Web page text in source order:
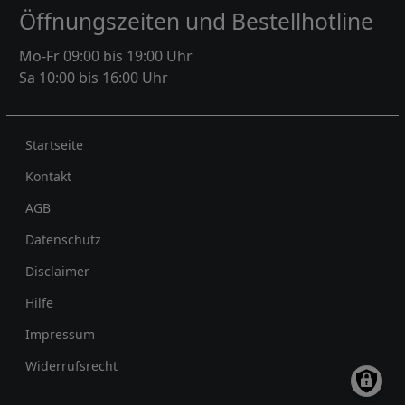
Öffnungszeiten und Bestellhotline
Mo-Fr 09:00 bis 19:00 Uhr
Sa 10:00 bis 16:00 Uhr
Rechtliches
Startseite
Kontakt
AGB
Datenschutz
Disclaimer
Hilfe
Impressum
Widerrufsrecht